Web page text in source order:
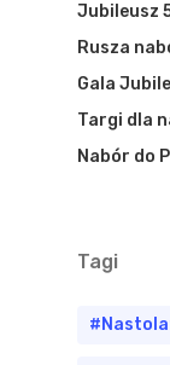
Jubileusz
Rusza
Gala
Targi dla
Nabór do
Tagi